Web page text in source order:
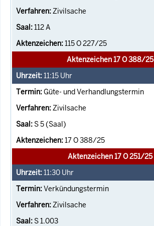
Zivilsache
112 A
115 O 227/25
Aktenzeichen 17 O 388/25
11:15 Uhr
Güte- und Verhandlungstermin
Zivilsache
S 5 (Saal)
17 O 388/25
Aktenzeichen 17 O 251/25
11:30 Uhr
Verkündungstermin
Zivilsache
S 1.003